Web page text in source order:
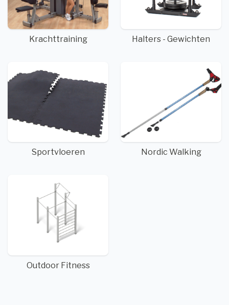
Krachttraining Halters - Gewichten
Sportvloeren Nordic Walking
Outdoor Fitness